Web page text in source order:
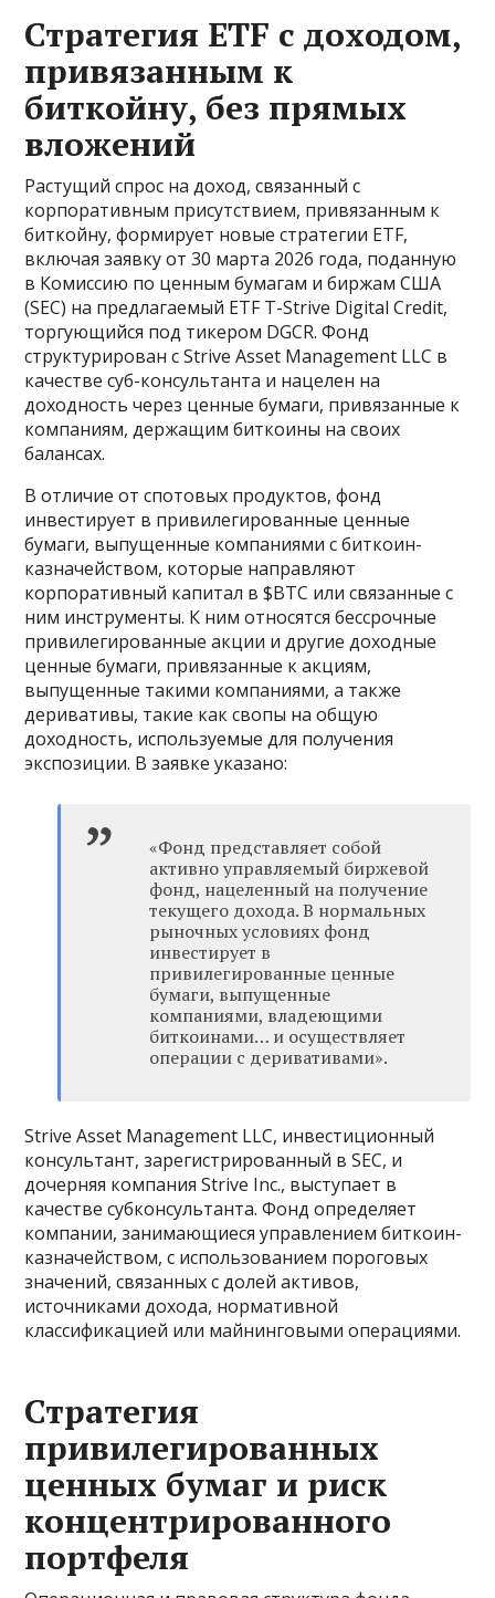
Стратегия ETF с доходом,
привязанным к
биткойну, без прямых
вложений
Растущий спрос на доход, связанный с
корпоративным присутствием, привязанным к
биткойну, формирует новые стратегии ETF,
включая заявку от 30 марта 2026 года, поданную
в Комиссию по ценным бумагам и биржам США
(SEC) на предлагаемый ETF T-Strive Digital Credit,
торгующийся под тикером DGCR. Фонд
структурирован с Strive Asset Management LLC в
качестве суб-консультанта и нацелен на
доходность через ценные бумаги, привязанные к
компаниям, держащим биткоины на своих
балансах.
В отличие от спотовых продуктов, фонд
инвестирует в привилегированные ценные
бумаги, выпущенные компаниями с биткоин-
казначейством, которые направляют
корпоративный капитал в $BTC или связанные с
ним инструменты. К ним относятся бессрочные
привилегированные акции и другие доходные
ценные бумаги, привязанные к акциям,
выпущенные такими компаниями, а также
деривативы, такие как свопы на общую
доходность, используемые для получения
экспозиции. В заявке указано:
«Фонд представляет собой
активно управляемый биржевой
фонд, нацеленный на получение
текущего дохода. В нормальных
рыночных условиях фонд
инвестирует в
привилегированные ценные
бумаги, выпущенные
компаниями, владеющими
биткоинами… и осуществляет
операции с деривативами».
Strive Asset Management LLC, инвестиционный
консультант, зарегистрированный в SEC, и
дочерняя компания Strive Inc., выступает в
качестве субконсультанта. Фонд определяет
компании, занимающиеся управлением биткоин-
казначейством, с использованием пороговых
значений, связанных с долей активов,
источниками дохода, нормативной
классификацией или майнинговыми операциями.
Стратегия
привилегированных
ценных бумаг и риск
концентрированного
портфеля